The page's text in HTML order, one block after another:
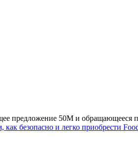
предложение 50M и обращающееся
как безопасно и легко приобрести